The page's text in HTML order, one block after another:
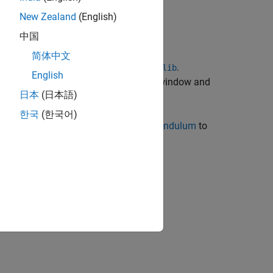
sm_lib.
name in the Simulink
Model window and
Model a Simple Pendulum to
New Zealand (English)
中国
简体中文
English
日本 (日本語)
한국 (한국어)